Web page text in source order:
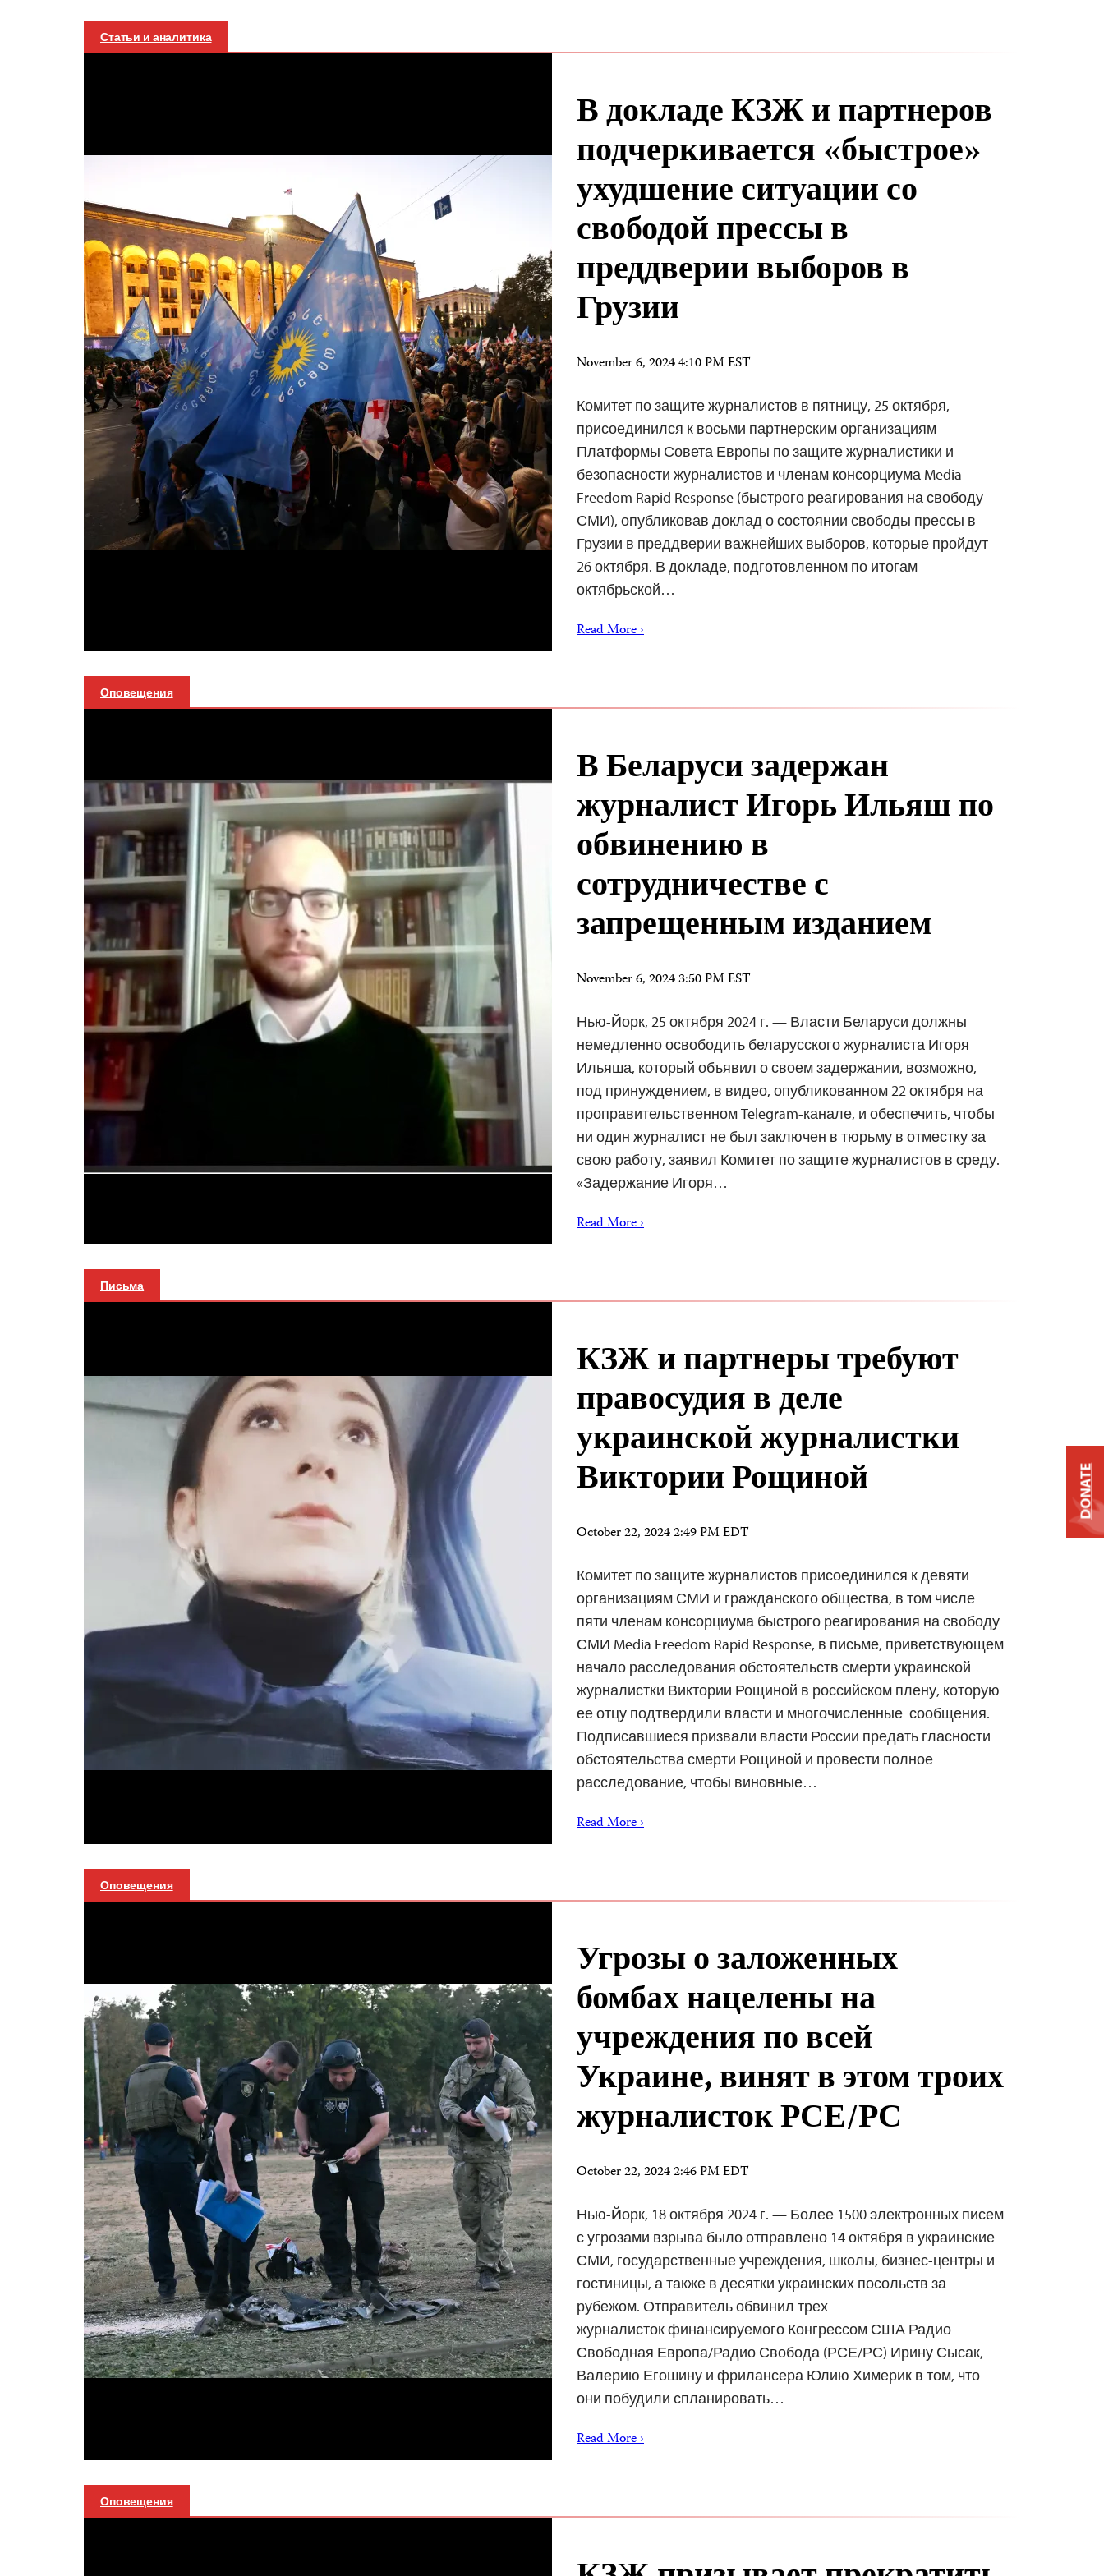
Статьи и аналитика
В докладе КЗЖ и партнеров
подчеркивается «быстрое»
ухудшение ситуации со
свободой прессы в
преддверии выборов в
Грузии
November 6, 2024 4:10 PM EST
Комитет по защите журналистов в пятницу, 25 октября,
присоединился к восьми партнерским организациям
Платформы Совета Европы по защите журналистики и
безопасности журналистов и членам консорциума Media
Freedom Rapid Response (быстрого реагирования на свободу
СМИ), опубликовав доклад о состоянии свободы прессы в
Грузии в преддверии важнейших выборов, которые пройдут
26 октября. В докладе, подготовленном по итогам
октябрьской…
Read More ›
Оповещения
В Беларуси задержан
журналист Игорь Ильяш по
обвинению в
сотрудничестве с
запрещенным изданием
November 6, 2024 3:50 PM EST
Нью-Йорк, 25 октября 2024 г. — Власти Беларуси должны
немедленно освободить беларусского журналиста Игоря
Ильяша, который объявил о своем задержании, возможно,
под принуждением, в видео, опубликованном 22 октября на
проправительственном Telegram-канале, и обеспечить, чтобы
ни один журналист не был заключен в тюрьму в отместку за
свою работу, заявил Комитет по защите журналистов в среду.
«Задержание Игоря…
Read More ›
Письма
КЗЖ и партнеры требуют
правосудия в деле
украинской журналистки
Виктории Рощиной
October 22, 2024 2:49 PM EDT
Комитет по защите журналистов присоединился к девяти
организациям СМИ и гражданского общества, в том числе
пяти членам консорциума быстрого реагирования на свободу
СМИ Media Freedom Rapid Response, в письме, приветствующем
начало расследования обстоятельств смерти украинской
журналистки Виктории Рощиной в российском плену, которую
ее отцу подтвердили власти и многочисленные сообщения.
Подписавшиеся призвали власти России предать гласности
обстоятельства смерти Рощиной и провести полное
расследование, чтобы виновные…
Read More ›
Оповещения
Угрозы о заложенных
бомбах нацелены на
учреждения по всей
Украине, винят в этом троих
журналисток РСЕ/РС
October 22, 2024 2:46 PM EDT
Нью-Йорк, 18 октября 2024 г. — Более 1500 электронных писем
с угрозами взрыва было отправлено 14 октября в украинские
СМИ, государственные учреждения, школы, бизнес-центры и
гостиницы, а также в десятки украинских посольств за
рубежом. Отправитель обвинил трех
журналисток финансируемого Конгрессом США Радио
Свободная Европа/Радио Свобода (РСЕ/РС) Ирину Сысак,
Валерию Егошину и фрилансера Юлию Химерик в том, что
они побудили спланировать…
Read More ›
Оповещения
DONATE